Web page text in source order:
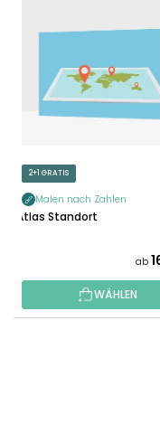
2+1 GRATIS
Malen nach Zahlen
Atlas Standort
ab
WÄHLEN